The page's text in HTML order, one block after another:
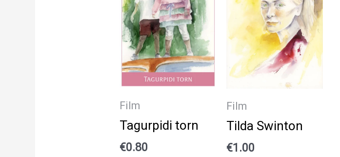
Film
Tagurpidi torn
€0.80
Film
Tilda Swinton
€1.00